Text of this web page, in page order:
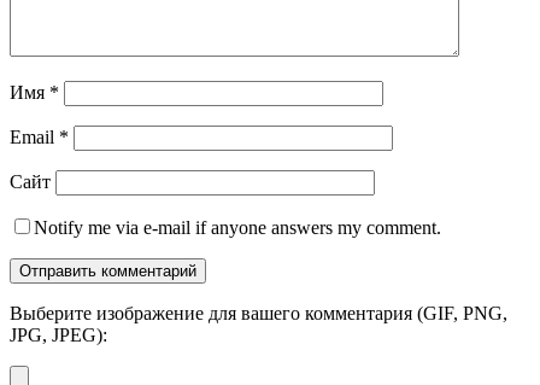
Имя *
Email *
Сайт
Notify me via e-mail if anyone answers my comment.
Выберите изображение для вашего комментария (GIF, PNG,
JPG, JPEG):